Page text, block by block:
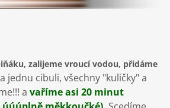
zalijeme vroucí vodou, přidáme
a jednu cibuli, všechny "kuličky" a
a vaříme asi 20 minut